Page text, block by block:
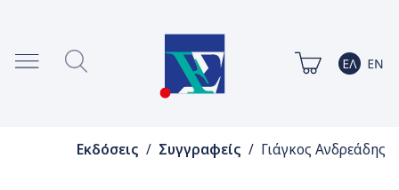
Εκδόσεις / Συγγραφείς / Γιάγκος Ανδρεάδης